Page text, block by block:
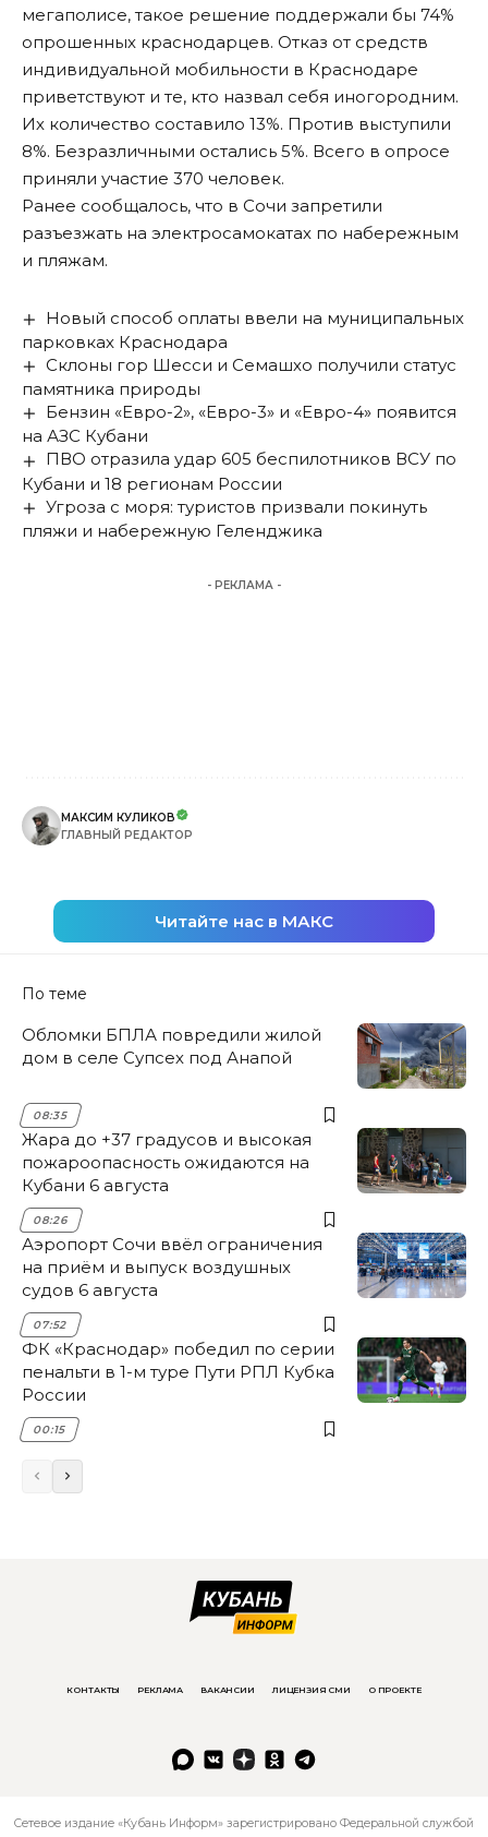
мегаполисе, такое решение поддержали бы 74%
опрошенных краснодарцев. Отказ от средств
индивидуальной мобильности в Краснодаре
приветствуют и те, кто назвал себя иногородним.
Их количество составило 13%. Против выступили
8%. Безразличными остались 5%. Всего в опросе
приняли участие 370 человек.
Ранее сообщалось, что в Сочи запретили
разъезжать на электросамокатах по набережным
и пляжам.
Новый способ оплаты ввели на муниципальных
парковках Краснодара
Склоны гор Шесси и Семашхо получили статус
памятника природы
Бензин «Евро-2», «Евро-3» и «Евро-4» появится
на АЗС Кубани
ПВО отразила удар 605 беспилотников ВСУ по
Кубани и 18 регионам России
Угроза с моря: туристов призвали покинуть
пляжи и набережную Геленджика
- РЕКЛАМА -
МАКСИМ КУЛИКОВ
ГЛАВНЫЙ РЕДАКТОР
Читайте нас в МАКС
По теме
Обломки БПЛА повредили жилой
дом в селе Супсех под Анапой
08:35
Жара до +37 градусов и высокая
пожароопасность ожидаются на
Кубани 6 августа
08:26
Аэропорт Сочи ввёл ограничения
на приём и выпуск воздушных
судов 6 августа
07:52
ФК «Краснодар» победил по серии
пенальти в 1-м туре Пути РПЛ Кубка
России
00:15
КОНТАКТЫ РЕКЛАМА ВАКАНСИИ ЛИЦЕНЗИЯ СМИ О ПРОЕКТЕ
Сетевое издание «Кубань Информ» зарегистрировано Федеральной службой